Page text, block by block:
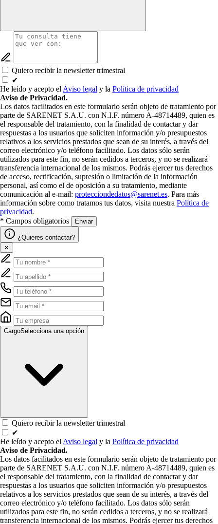
Quiero recibir la newsletter trimestral
✔
He leído y acepto el Aviso legal y la Política de privacidad
Aviso de Privacidad.
Los datos facilitados en este formulario serán objeto de tratamiento por
parte de SARENET S.A.U. con N.I.F. número A-48714489, quien es
el responsable del tratamiento, con la finalidad de contactar y dar
respuestas a los usuarios que soliciten información y/o presupuestos
relativos a los servicios prestados que sean de su interés, a través del
correo electrónico y/o teléfono facilitado. Los datos sólo serán
utilizados para este fin, no serán cedidos a terceros, y no se realizará
transferencia internacional de los mismos. Podrás ejercer tus derechos
de acceso, rectificación, supresión o limitación de la información
personal, así como el de oposición a su tratamiento, mediante
comunicación al e-mail: protecciondedatos@sarenet.es. Para más
información sobre como tratamos tus datos, visita nuestra Política de
privacidad.
* Campos obligatorios
Enviar
¿Quieres contactar?
✕
CargoSelecciona una opción
Quiero recibir la newsletter trimestral
✔
He leído y acepto el Aviso legal y la Política de privacidad
Aviso de Privacidad.
Los datos facilitados en este formulario serán objeto de tratamiento por
parte de SARENET S.A.U. con N.I.F. número A-48714489, quien es
el responsable del tratamiento, con la finalidad de contactar y dar
respuestas a los usuarios que soliciten información y/o presupuestos
relativos a los servicios prestados que sean de su interés, a través del
correo electrónico y/o teléfono facilitado. Los datos sólo serán
utilizados para este fin, no serán cedidos a terceros, y no se realizará
transferencia internacional de los mismos. Podrás ejercer tus derechos